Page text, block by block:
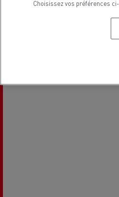
Choisissez vos préférences